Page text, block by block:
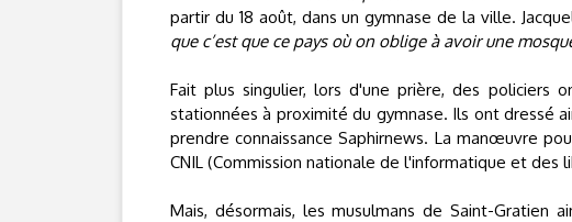
partir du 18 août, dans un gymnase de la ville.
que c’est que ce pays où on oblige à avoir une
Fait plus singulier, lors d'une prière, des policiers
stationnées à proximité du gymnase. Ils ont dressé
prendre connaissance Saphirnews. La manœuvre
CNIL (Commission nationale de l'informatique et des
Mais, désormais, les musulmans de Saint-Gratien